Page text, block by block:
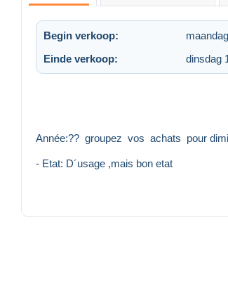
Begin verkoop:
Einde verkoop:
dinsdag
Année:?? groupez vos achats pour
- Etat: D´usage ,mais bon etat